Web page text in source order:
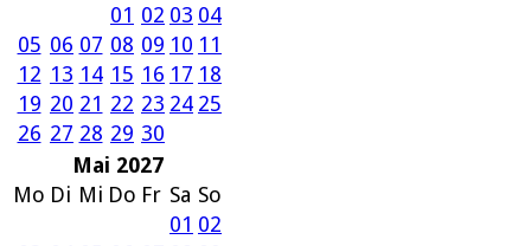
01 02 03 04
05 06 07 08 09 10 11
12 13 14 15 16 17 18
19 20 21 22 23 24 25
26 27 28 29 30
Mai 2027
Mo Di Mi Do Fr Sa So
01 02